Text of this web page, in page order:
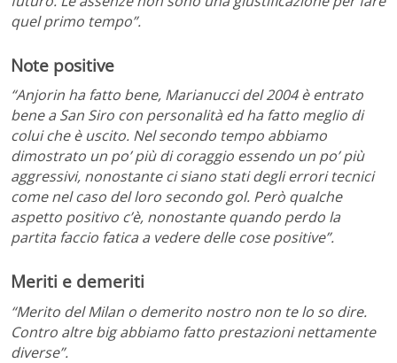
quel primo tempo”.
Note positive
“Anjorin ha fatto bene, Marianucci del 2004 è entrato
bene a San Siro con personalità ed ha fatto meglio di
colui che è uscito. Nel secondo tempo abbiamo
dimostrato un po’ più di coraggio essendo un po’ più
aggressivi, nonostante ci siano stati degli errori tecnici
come nel caso del loro secondo gol. Però qualche
aspetto positivo c’è, nonostante quando perdo la
partita faccio fatica a vedere delle cose positive”.
Meriti e demeriti
“Merito del Milan o demerito nostro non te lo so dire.
Contro altre big abbiamo fatto prestazioni nettamente
diverse”.